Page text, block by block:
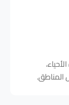
المناطق.